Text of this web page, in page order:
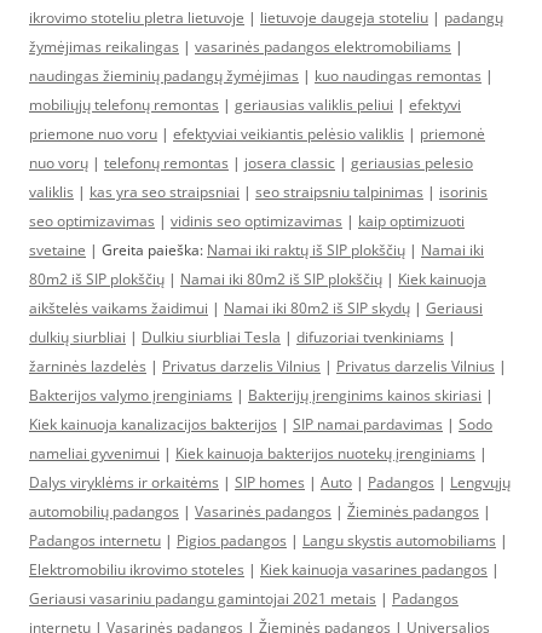
ikrovimo stoteliu pletra lietuvoje | lietuvoje daugeja stoteliu | padangų
žymėjimas reikalingas | vasarinės padangos elektromobiliams |
naudingas žieminių padangų žymėjimas | kuo naudingas remontas |
mobiliųjų telefonų remontas | geriausias valiklis peliui | efektyvi
priemone nuo voru | efektyviai veikiantis pelėsio valiklis | priemonė
nuo vorų | telefonų remontas | josera classic | geriausias pelesio
valiklis | kas yra seo straipsniai | seo straipsniu talpinimas | isorinis
seo optimizavimas | vidinis seo optimizavimas | kaip optimizuoti
svetaine | Greita paieška: Namai iki raktų iš SIP plokščių | Namai iki
80m2 iš SIP plokščių | Namai iki 80m2 iš SIP plokščių | Kiek kainuoja
aikštelės vaikams žaidimui | Namai iki 80m2 iš SIP skydų | Geriausi
dulkių siurbliai | Dulkiu siurbliai Tesla | difuzoriai tvenkiniams |
žarninės lazdelės | Privatus darzelis Vilnius | Privatus darzelis Vilnius |
Bakterijos valymo įrenginiams | Bakterijų įrenginims kainos skiriasi |
Kiek kainuoja kanalizacijos bakterijos | SIP namai pardavimas | Sodo
nameliai gyvenimui | Kiek kainuoja bakterijos nuotekų įrenginiams |
Dalys viryklėms ir orkaitėms | SIP homes | Auto | Padangos | Lengvųjų
automobilių padangos | Vasarinės padangos | Žieminės padangos |
Padangos internetu | Pigios padangos | Langu skystis automobiliams |
Elektromobiliu ikrovimo stoteles | Kiek kainuoja vasarines padangos |
Geriausi vasariniu padangu gamintojai 2021 metais | Padangos
internetu | Vasarinės padangos | Žieminės padangos | Universalios